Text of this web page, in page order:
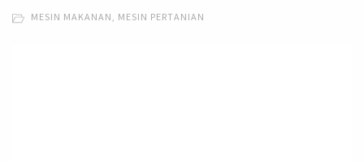
MESIN MAKANAN, MESIN PERTANIAN